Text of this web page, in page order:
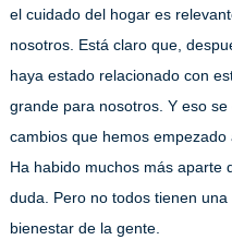
el cuidado del hogar es
nosotros. Está claro que,
haya estado relacionado con
grande para nosotros. Y eso
cambios que hemos
Ha habido muchos más aparte
duda. Pero no todos tienen
bienestar de la gente.